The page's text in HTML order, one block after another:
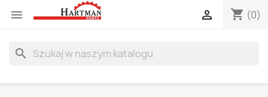
 shopping_cart (0)

search